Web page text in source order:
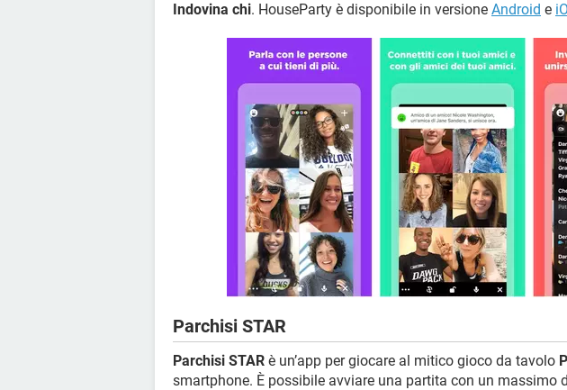
Indovina chi. HouseParty è disponibile in versione Android e
Parchisi STAR
Parchisi STAR è un’app per giocare al mitico gioco da tavolo
smartphone. È possibile avviare una partita con un massimo